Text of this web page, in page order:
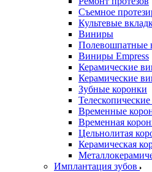
Съемное
Культевые
Виниры
Полевошпатные
Виниры Empress
Керамические
Керамические
Зубные коронки
Временные
Временная
Цельнолитая
Керамическая
Имплантация зубов